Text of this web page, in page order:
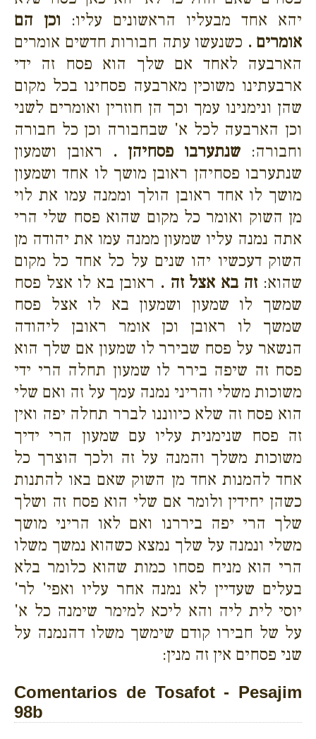
יהא אחד מבעליו הראשונים עליו: וכן הם
אומרים . כשנעשו עתה חבורות חדשים אומרים
הארבעה לאחד אם שלך הוא פסח זה ידי
ארבעתינו משוכין מארבעה פסחינו בכל מקום
שהן ונימנינו עמך וכך הן חוזרין ואומרים לשני
וכן הארבעה לכל א' שבחבורה וכן כל חבורה
וחבורה: שנתערבו פסחיהן . ראובן ושמעון
שנתערבו פסחיהן ראובן מושך לו אחד ושמעון
מושך לו אחד ראובן הולך וממנה עמו את לוי
מן השוק ואומר כל מקום שהוא פסח שלי הרי
אתה נמנה עליו שמעון ממנה עמו את יהודה מן
השוק דעכשיו יהו שנים על כל אחד כל מקום
שהוא: זה בא אצל זה . ראובן בא לו אצל פסח
שמשך לו שמעון ושמעון בא לו אצל פסח
שמשך לו ראובן וכן אומר ראובן ליהודה
הנשאר על פסח שבירר לו שמעון אם שלך הוא
פסח זה שיפה בירר לו שמעון תחלה הרי ידי
משוכות משלי והריני נמנה עמך על זה ואם שלי
הוא פסח זה שלא כיווננו לברר תחלה יפה ואין
זה פסח שנימנית עליו עם שמעון הרי ידיך
משוכות משלך והמנה על זה ולכך הוצרך כל
אחד להמנות אחד מן השוק שאם באו להתנות
כשהן יחידין ולומר אם שלי הוא פסח זה ושלך
שלך הרי יפה ביררנו ואם לאו הריני מושך
משלי ונמנה על שלך נמצא כשהוא נמשך משלו
הרי הוא מניח פסחו כמות שהוא כלומר בלא
בעלים שעדיין לא נמנה אחר עליו ואפי' לר'
יוסי לית ליה והא ליכא למימר שימנה כל א'
על של חבירו קודם שימשך משלו דהנמנה על
שני פסחים אין זה מנין:
Comentarios de Tosafot - Pesajim
98b